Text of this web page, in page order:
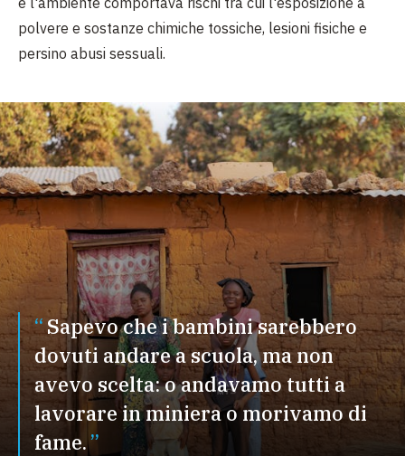
polvere e sostanze chimiche tossiche, lesioni fisiche e
persino abusi sessuali.
Sapevo che i bambini sarebbero
dovuti andare a scuola, ma non
avevo scelta: o andavamo tutti a
lavorare in miniera o morivamo di
fame.